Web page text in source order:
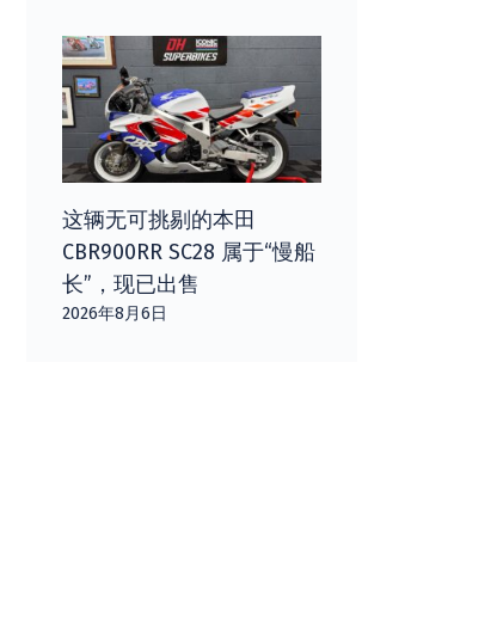
这辆无可挑剔的本田
CBR900RR SC28 属于“慢船
长”，现已出售
2026年8月6日